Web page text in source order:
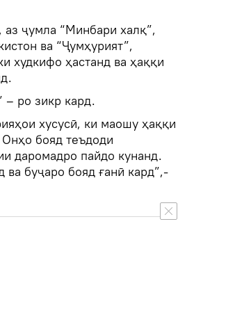
ҷумла “Минбари халқ”,
ва “Ҷумҳурият”,
худкифо ҳастанд ва ҳаққи
– ро зикр кард.
хусусӣ, ки маошу ҳаққи
бояд теъдоди
даромадро пайдо кунанд.
ва буҷаро бояд ғанӣ кард”,-